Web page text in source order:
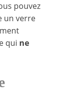
pouvez
un verre
qui ne